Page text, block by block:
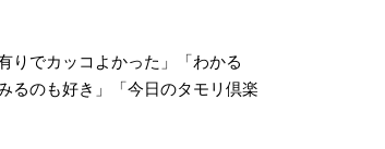
りでカッコよかった」「わかる
るのも好き」「今日のタモリ倶楽